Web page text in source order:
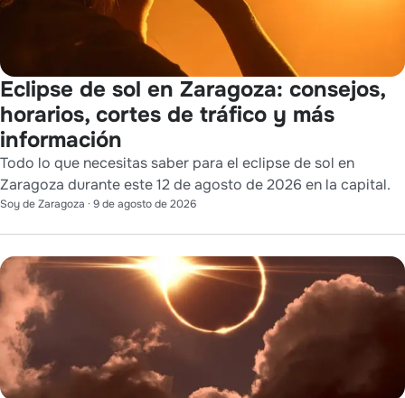
Eclipse de sol en Zaragoza: consejos,
horarios, cortes de tráfico y más
información
Todo lo que necesitas saber para el eclipse de sol en
Zaragoza durante este 12 de agosto de 2026 en la capital.
Soy de Zaragoza · 9 de agosto de 2026